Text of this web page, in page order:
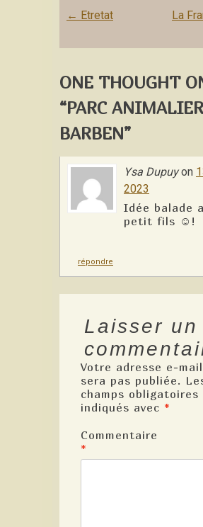
Post
← Etretat
La
ONE THOUGHT
“PARC
BARBEN”
Ysa Dupuyon
2023
Idée balade
petit fils ☺️!
répondre
Laisser un
Votre adresse e-
sera pas publiée.
champs obligatoires
indiqués avec *
Commentaire
*